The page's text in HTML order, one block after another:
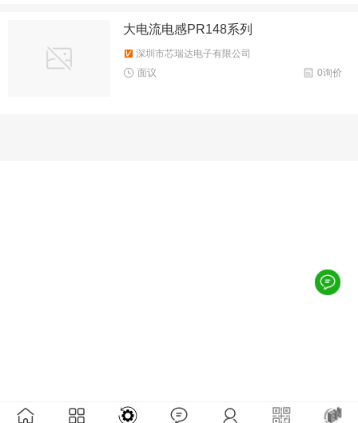
大电流电感PR148系列
深圳市芯瑞达电子有限公司
0询价
面议